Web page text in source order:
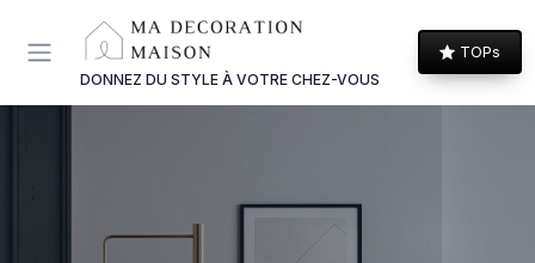
DONNEZ DU STYLE À VOTRE CHEZ-VOUS
TOPs
Panneau de gestion des cookies